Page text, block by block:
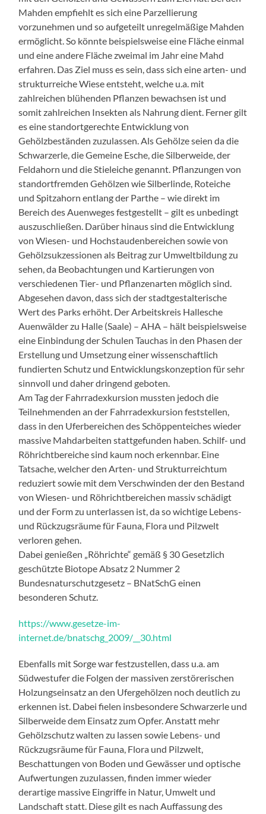
Mahden empfiehlt es sich eine Parzellierung
vorzunehmen und so aufgeteilt unregelmäßige Mahden
ermöglicht. So könnte beispielsweise eine Fläche einmal
und eine andere Fläche zweimal im Jahr eine Mahd
erfahren. Das Ziel muss es sein, dass sich eine arten- und
strukturreiche Wiese entsteht, welche u.a. mit
zahlreichen blühenden Pflanzen bewachsen ist und
somit zahlreichen Insekten als Nahrung dient. Ferner gilt
es eine standortgerechte Entwicklung von
Gehölzbeständen zuzulassen. Als Gehölze seien da die
Schwarzerle, die Gemeine Esche, die Silberweide, der
Feldahorn und die Stieleiche genannt. Pflanzungen von
standortfremden Gehölzen wie Silberlinde, Roteiche
und Spitzahorn entlang der Parthe – wie direkt im
Bereich des Auenweges festgestellt – gilt es unbedingt
auszuschließen. Darüber hinaus sind die Entwicklung
von Wiesen- und Hochstaudenbereichen sowie von
Gehölzsukzessionen als Beitrag zur Umweltbildung zu
sehen, da Beobachtungen und Kartierungen von
verschiedenen Tier- und Pflanzenarten möglich sind.
Abgesehen davon, dass sich der stadtgestalterische
Wert des Parks erhöht. Der Arbeitskreis Hallesche
Auenwälder zu Halle (Saale) – AHA – hält beispielsweise
eine Einbindung der Schulen Tauchas in den Phasen der
Erstellung und Umsetzung einer wissenschaftlich
fundierten Schutz und Entwicklungskonzeption für sehr
sinnvoll und daher dringend geboten.
Am Tag der Fahrradexkursion mussten jedoch die
Teilnehmenden an der Fahrradexkursion feststellen,
dass in den Uferbereichen des Schöppenteiches wieder
massive Mahdarbeiten stattgefunden haben. Schilf- und
Röhrichtbereiche sind kaum noch erkennbar. Eine
Tatsache, welcher den Arten- und Strukturreichtum
reduziert sowie mit dem Verschwinden der den Bestand
von Wiesen- und Röhrichtbereichen massiv schädigt
und der Form zu unterlassen ist, da so wichtige Lebens-
und Rückzugsräume für Fauna, Flora und Pilzwelt
verloren gehen.
Dabei genießen „Röhrichte“ gemäß § 30 Gesetzlich
geschützte Biotope Absatz 2 Nummer 2
Bundesnaturschutzgesetz – BNatSchG einen
besonderen Schutz.
https://www.gesetze-im-
internet.de/bnatschg_2009/__30.html
Ebenfalls mit Sorge war festzustellen, dass u.a. am
Südwestufer die Folgen der massiven zerstörerischen
Holzungseinsatz an den Ufergehölzen noch deutlich zu
erkennen ist. Dabei fielen insbesondere Schwarzerle und
Silberweide dem Einsatz zum Opfer. Anstatt mehr
Gehölzschutz walten zu lassen sowie Lebens- und
Rückzugsräume für Fauna, Flora und Pilzwelt,
Beschattungen von Boden und Gewässer und optische
Aufwertungen zuzulassen, finden immer wieder
derartige massive Eingriffe in Natur, Umwelt und
Landschaft statt. Diese gilt es nach Auffassung des